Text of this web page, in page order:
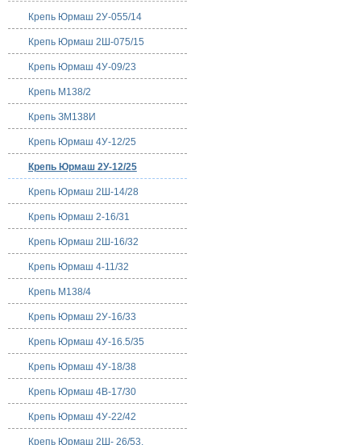
Крепь Юрмаш 2У-055/14
Крепь Юрмаш 2Ш-075/15
Крепь Юрмаш 4У-09/23
Крепь M138/2
Крепь ЗМ138И
Крепь Юрмаш 4У-12/25
Крепь Юрмаш 2У-12/25
Крепь Юрмаш 2Ш-14/28
Крепь Юрмаш 2-16/31
Крепь Юрмаш 2Ш-16/32
Крепь Юрмаш 4-11/32
Крепь M138/4
Крепь Юрмаш 2У-16/33
Крепь Юрмаш 4У-16.5/35
Крепь Юрмаш 4У-18/38
Крепь Юрмаш 4В-17/30
Крепь Юрмаш 4У-22/42
Крепь Юрмаш 2Ш- 26/53,